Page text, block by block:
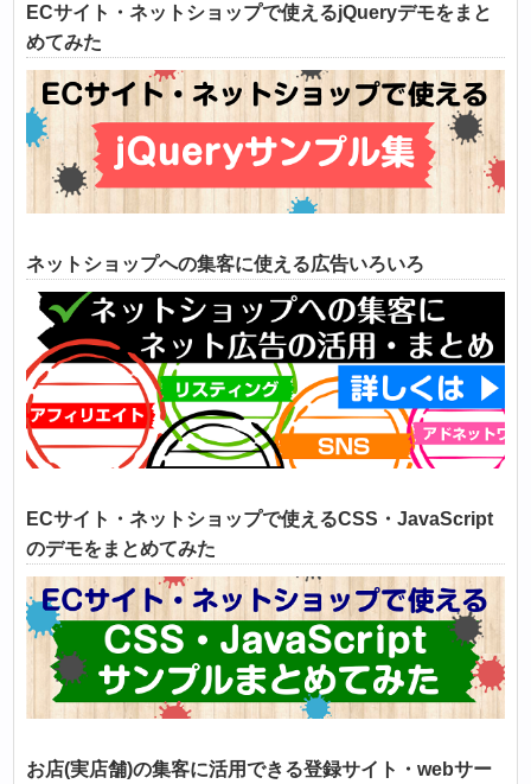
ECサイト・ネットショップで使えるjQueryデモをまと
めてみた
ネットショップへの集客に使える広告いろいろ
ECサイト・ネットショップで使えるCSS・JavaScript
のデモをまとめてみた
お店(実店舗)の集客に活用できる登録サイト・webサー